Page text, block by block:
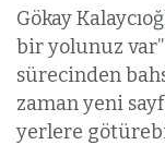
Gökay
bir yolunuz
sürecinden
zaman yeni
yerlere